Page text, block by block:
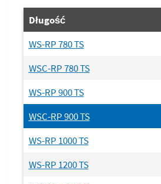
Długość
WS-RP 780 TS
WSC-RP 780 TS
WS-RP 900 TS
WSC-RP 900 TS
WS-RP 1000 TS
WS-RP 1200 TS